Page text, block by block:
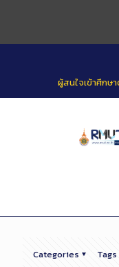
ผู้สนใจเข้าศึกษ
Categories Tags